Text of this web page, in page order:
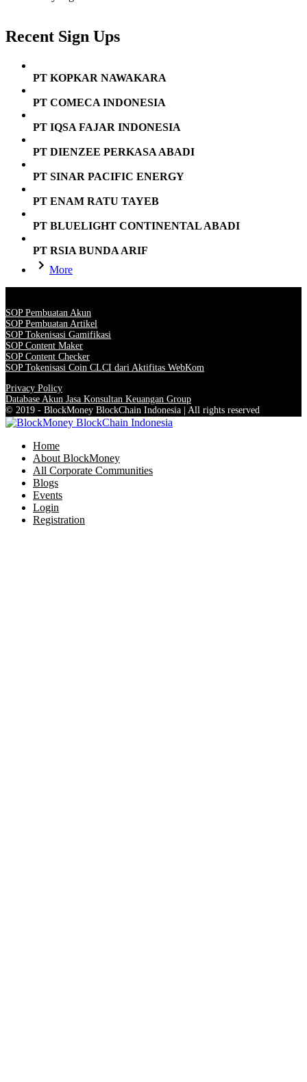
Recent Sign Ups
PT KOPKAR NAWAKARA
PT COMECA INDONESIA
PT IQSA FAJAR INDONESIA
PT DIENZEE PERKASA ABADI
PT SINAR PACIFIC ENERGY
PT ENAM RATU TAYEB
PT BLUELIGHT CONTINENTAL ABADI
PT RSIA BUNDA ARIF
More
SOP Pembuatan Akun
SOP Pembuatan Artikel
SOP Tokenisasi Gamifikasi
SOP Content Maker
SOP Content Checker
SOP Tokenisasi Coin CLCI dari Aktifitas WebKom
Privacy Policy
Database Akun Jasa Konsultan Keuangan Group
© 2019 - BlockMoney BlockChain Indonesia | All rights reserved
Home
About BlockMoney
All Corporate Communities
Blogs
Events
Login
Registration